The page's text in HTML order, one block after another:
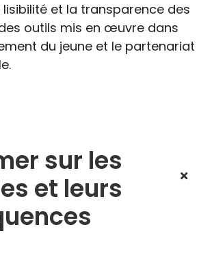
et la transparence des
outils mis en œuvre dans
du jeune et le partenariat
sur les
et leurs